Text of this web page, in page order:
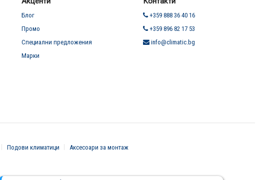
Блог
Промо
Специални предложения
Марки
+359 888 36 40 16
+359 896 82 17 53
info@climatic.bg
Подови климатици Аксесоари за монтаж